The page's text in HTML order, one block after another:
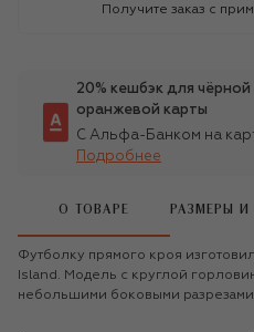
Получите заказ с
20% кешбэк для
оранжевой карты
С Альфа-Банком на
Подробнее
О ТОВАРЕ РАЗМЕРЫ
Футболку прямого кроя
Island. Модель с круглой
небольшими боковыми